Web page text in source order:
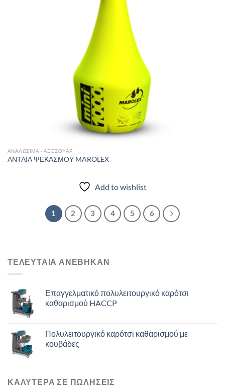
ΑΝΑΛΩΣΙΜΑ - ΑΞΕΣΟΥΑΡ
ΑΝΤΛΙΑ ΨΕΚΑΣΜΟΥ MAROLEX
Add to wishlist
1 2 3 4 5 6
ΤΕΛΕΥΤΑΙΑ ΑΝΈΒΗΚΑΝ
Επαγγελματικό πολυλειτουργικό καρότσι
καθαρισμού HACCP
Πολυλειτουργικό καρότσι καθαρισμού με
κουβάδες
ΚΑΛΥΤΕΡΑ ΣΕ ΠΩΛΗΣΕΙΣ